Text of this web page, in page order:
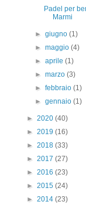
Padel per
Marmi
►giugno(1)
►maggio(4)
►aprile(1)
►marzo(3)
►febbraio(1)
►gennaio(1)
► 2020 (40)
► 2019 (16)
► 2018 (33)
► 2017 (27)
► 2016 (23)
► 2015 (24)
► 2014 (23)